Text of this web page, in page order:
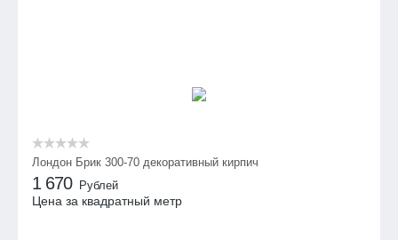
Лондон Брик 300-70 декоративный кирпич
1 670 Рублей
Цена за квадратный метр